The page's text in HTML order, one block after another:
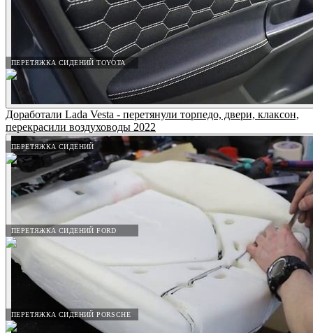
ПЕРЕТЯЖКА СИДЕНИЙ TOYOTA
ПЕРЕТЯЖКА СИДЕНИЙ
ПЕРЕТЯЖКА СИДЕНИЙ FORD
ПЕРЕТЯЖКА СИДЕНИЙ PORSCHE
Доработали Lada Vesta - перетянули торпедо, двери, клаксон,
перекрасили воздуховоды 2022